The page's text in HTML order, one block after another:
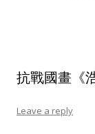
抗戰國畫《
Leave a reply